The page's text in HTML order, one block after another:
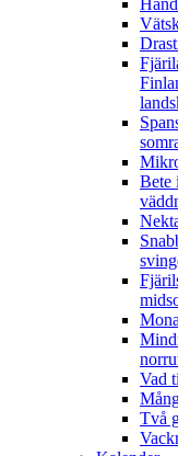
Bete
Vad
Två